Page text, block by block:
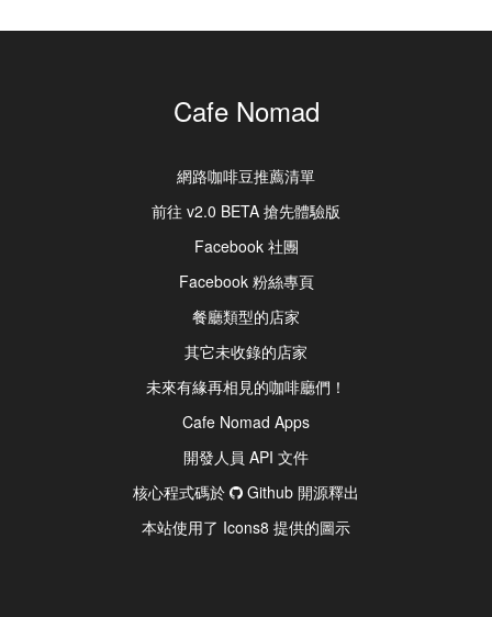
Cafe Nomad
網路咖啡豆推薦清單
前往 v2.0 BETA 搶先體驗版
Facebook 社團
Facebook 粉絲專頁
餐廳類型的店家
其它未收錄的店家
未來有緣再相見的咖啡廳們！
Cafe Nomad Apps
開發人員 API 文件
核心程式碼於
Github 開源釋出
本站使用了 Icons8 提供的圖示